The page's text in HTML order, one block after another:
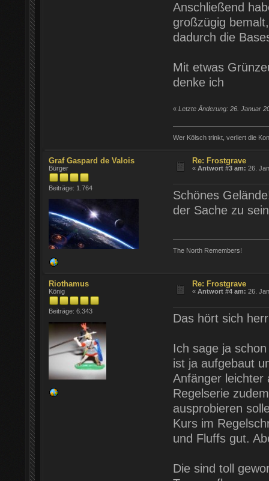
Anschließend
großzügig
dadurch die
Mit etwas
denke ich
« Letzte Änderung: 26. Januar
Wer Kölsch trinkt, verliert die
Graf Gaspard de Valois
Bürger
Beiträge: 1.764
Re: Frostgrave
«Antwort #3 am: 26.
Schönes
der Sache zu
The North Remembers!
Riothamus
König
Beiträge: 6.343
Re: Frostgrave
«Antwort #4 am: 26.
Das hört sich
Ich sage ja
ist ja aufgebaut
Anfänger leichter
Regelserie
ausprobieren
Kurs im
und Fluffs gut.
Die sind toll